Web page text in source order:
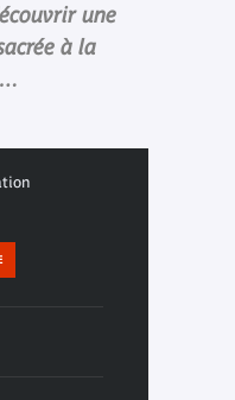
une
à la
…